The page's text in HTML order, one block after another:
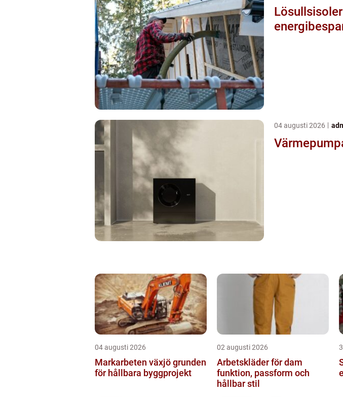
04 augusti 2026
04 augusti 2026
Markarbeten växjö grunden
för hållbara byggprojekt
02 augusti 2026
Arbetskläder för dam
funktion, passform och
hållbar stil